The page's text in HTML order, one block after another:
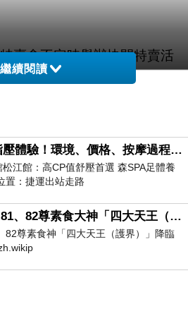
賣會不定時舉辦快閃特賣活
合穿的款式。
、短裙、短褲、綿T...，超多
優惠。
『洋裝』
用想要怎麼去搭配，一套直
綿麻的材質，奇威KeyWear
透氣、綿麻穿起來很舒服。
上班出門懶得想穿搭，穿上
繼續閱讀
招牌森雞湯課程腳底+指壓體驗！環境、價格、按摩過程全紀錄，森SPA足體養生館松江館最新價格表
江館：高CP值舒壓首選 森SPA足體養
置：捷運出站走路
2026.7.10，第79、80、81、82尊素食大神「四大天王（護界）」降臨寶島台灣（6）
82尊素食神「四大天王（護界）」降臨